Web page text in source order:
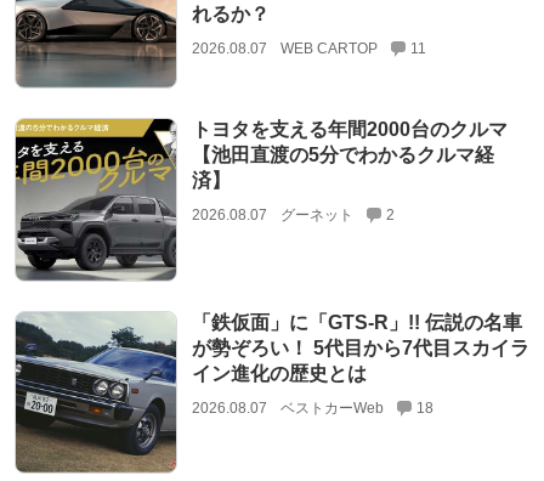
れるか？
2026.08.07 WEB CARTOP 11
トヨタを支える年間2000台のクルマ
【池田直渡の5分でわかるクルマ経
済】
2026.08.07 グーネット 2
「鉄仮面」に「GTS-R」!! 伝説の名車
が勢ぞろい！ 5代目から7代目スカイラ
イン進化の歴史とは
2026.08.07 ベストカーWeb 18